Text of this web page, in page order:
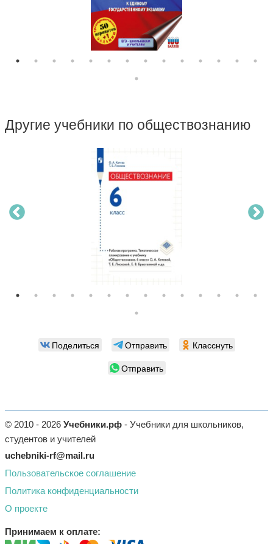
Другие учебники по обществознанию
Поделиться Отправить
Класснуть
Отправить
© 2010 - 2026 Учебники.рф - Учебники для школьников,
студентов и учителей
uchebniki-rf@mail.ru
Пользовательское соглашение
Политика конфиденциальности
О проекте
Принимаем к оплате: